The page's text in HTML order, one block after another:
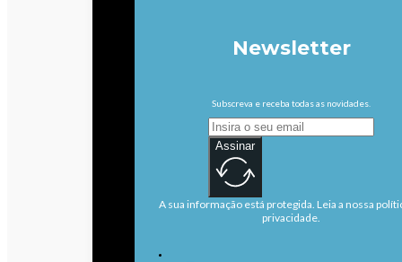
Newsletter
Subscreva e receba todas as novidades.
Assinar
A sua informação está protegida. Leia a nossa
privacidade.